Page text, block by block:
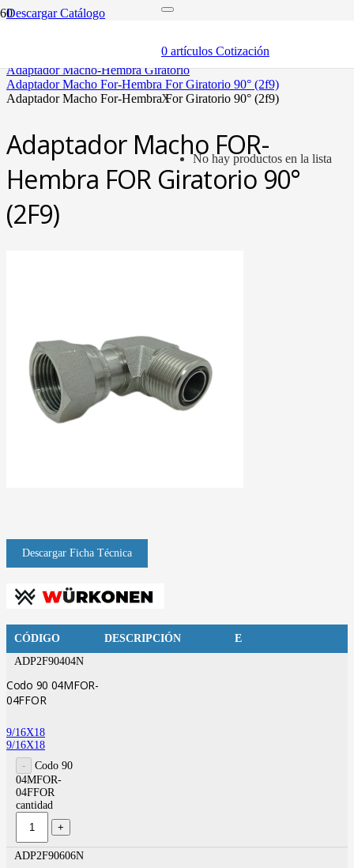
0 artículos Cotización
X
No hay productos en la lista
Descargar Catálogo
adaptador macho-hembra giratorio
adaptador macho for-hembra for giratorio 90° (2f9)
adaptador macho for-hembra for giratorio 90° (2f9)
Adaptador Macho FOR-
Hembra FOR Giratorio 90°
(2F9)
CÓDIGO DESCRIPCIÓN
E
ADP2F90404N
Codo 90 04MFOR-
04FFOR
9/16X18
9/16X18
Codo 90
04MFOR-
04FFOR
cantidad
ADP2F90606N